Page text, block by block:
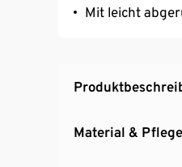
Mit leicht
Material & Pflege